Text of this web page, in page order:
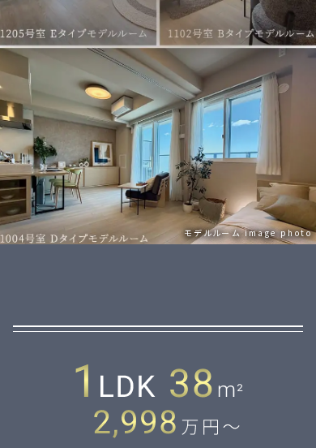
販売中住戸のすべてが10階以上
モデルルーム image photo
販売中住戸のすべてが10階以上
モデルルーム image photo
販売中住戸のすべてが10階以上